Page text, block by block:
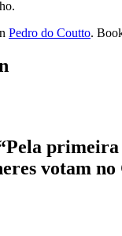
Pedro do Coutto.
Pela primeira
votam no